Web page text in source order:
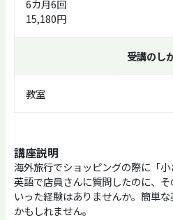
講座説明
海外旅行でショッピングの際に「
英語で店員さんに質問したのに、
いった経験はありませんか。簡単
かもしれません。
6カ月6回
15,180円
受講のし
教室